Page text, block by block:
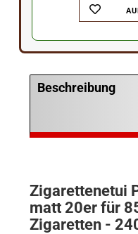
Beschreibung
Zigarettenetui
matt 20er für
Zigaretten -